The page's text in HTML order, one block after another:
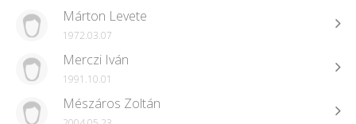
Márton Levete
1972.03.07
Merczi Iván
1991.10.01
Mészáros Zoltán